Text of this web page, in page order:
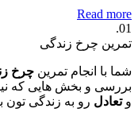
Read more
01.
تمرین چرخ زندگی
شما با انجام تمرین چرخ
بررسی و بخش هایی که
وتعادل رو به زندگی تون